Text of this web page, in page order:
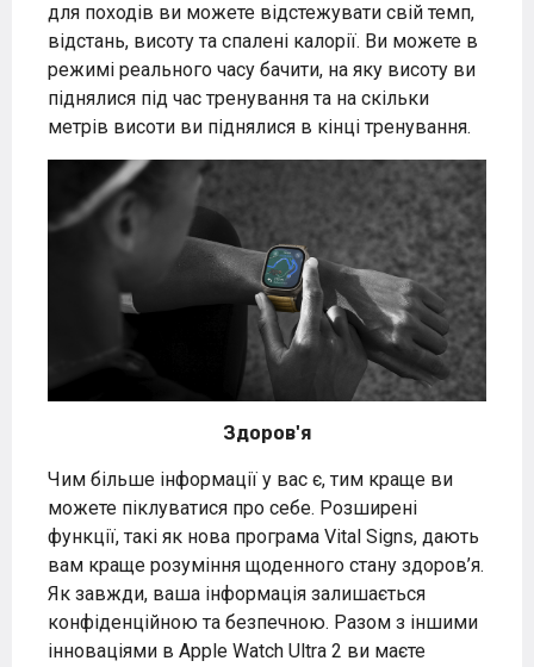
для походів ви можете відстежувати свій темп,
відстань, висоту та спалені калорії. Ви можете в
режимі реального часу бачити, на яку висоту ви
піднялися під час тренування та на скільки
метрів висоти ви піднялися в кінці тренування.
Здоров'я
Чим більше інформації у вас є, тим краще ви
можете піклуватися про себе. Розширені
функції, такі як нова програма Vital Signs, дають
вам краще розуміння щоденного стану здоров’я.
Як завжди, ваша інформація залишається
конфіденційною та безпечною. Разом з іншими
інноваціями в Apple Watch Ultra 2 ви маєте